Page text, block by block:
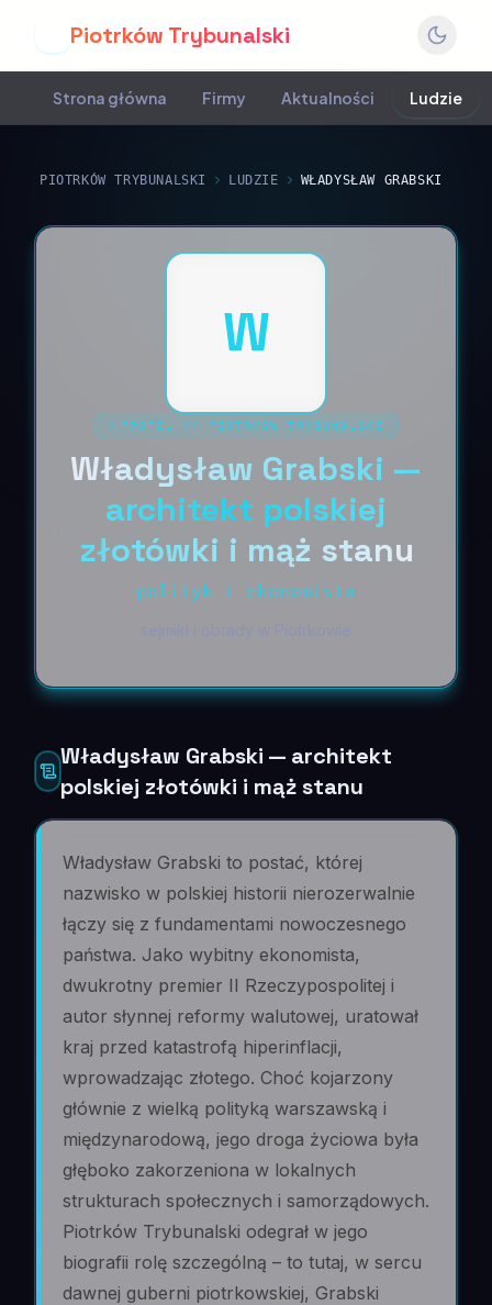
Piotrków Trybunalski
Strona główna Firmy Aktualności Ludzie
PIOTRKÓW TRYBUNALSKI LUDZIE WŁADYSŁAW GRABSKI
W
PROFIL // PIOTRKÓW TRYBUNALSKI
Władysław Grabski —
architekt polskiej
złotówki i mąż stanu
polityk i ekonomista
Władysław Grabski — architekt
polskiej złotówki i mąż stanu
Władysław Grabski to postać, której
nazwisko w polskiej historii nierozerwalnie
łączy się z fundamentami nowoczesnego
państwa. Jako wybitny ekonomista,
dwukrotny premier II Rzeczypospolitej i
autor słynnej reformy walutowej, uratował
kraj przed katastrofą hiperinflacji,
wprowadzając złotego. Choć kojarzony
głównie z wielką polityką warszawską i
międzynarodową, jego droga życiowa była
głęboko zakorzeniona w lokalnych
strukturach społecznych i samorządowych.
Piotrków Trybunalski odegrał w jego
biografii rolę szczególną – to tutaj, w sercu
dawnej guberni piotrkowskiej, Grabski